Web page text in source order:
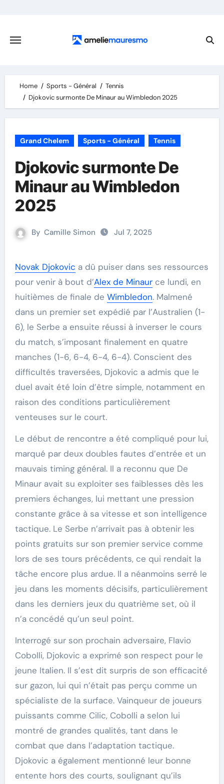
content
Home Sports - Général
Tennis
Djokovic surmonte De Minaur au Wimbledon 2025
Grand Chelem Sports - Général Tennis
Djokovic surmonte De
Minaur au Wimbledon
2025
By Camille Simon Jul 7, 2025
Novak Djokovic a dû puiser dans ses ressources
pour venir à bout d’Alex de Minaurce lundi, en
huitièmes de finale de Wimbledon. Malmené
dans un premier set expédié par l’Australien (1-
6), le Serbe a ensuite réussi à inverser le cours
du match, s’imposant finalement en quatre
manches (1-6, 6-4, 6-4, 6-4). Conscient des
difficultés traversées, Djokovic a admis que le
duel avait été loin d’être simple, notamment en
raison des conditions particulièrement
venteuses sur le court.
Le début de rencontre a été compliqué pour lui,
marqué par deux doubles fautes d’entrée et un
mauvais timing général. Il a reconnu que De
Minaur avait su exploiter ses faiblesses dès les
premiers échanges, lui mettant une pression
constante grâce à sa vitesse et son intelligence
tactique. Le Serbe n’arrivait pas à obtenir les
points gratuits sur son premier service comme
lors de ses tours précédents, ce qui rendait la
tâche encore plus ardue. Il a néanmoins serré le
jeu dans les moments décisifs, particulièrement
dans les derniers jeux du quatrième set, où il
n’a concédé qu’un seul point.
Interrogé sur son prochain adversaire, Flavio
Cobolli, Djokovic a exprimé son respect pour le
jeune Italien. Il s’est dit surpris de son efficacité
sur gazon, lui qui n’était pas perçu comme un
spécialiste de la surface. Vainqueur de joueurs
puissants comme Cilic, Cobolli a selon lui
montré de grandes qualités, tant dans le
combat que dans l’adaptation tactique.
Djokovic a également mentionné leur bonne
entente hors des courts, soulignant qu’ils